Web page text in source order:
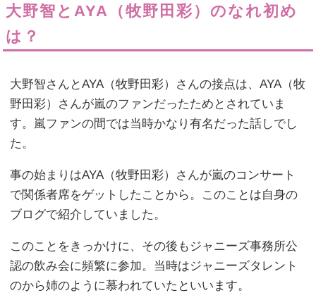
大野智とAYA（牧野田彩）のなれ初め
は？
大野智さんとAYA（牧野田彩）さんの接点は、AYA（牧
野田彩）さんが嵐のファンだったためとされていま
す。嵐ファンの間では当時かなり有名だった話しでし
た。
事の始まりはAYA（牧野田彩）さんが嵐のコンサート
で関係者席をゲットしたことから。このことは自身の
ブログで紹介していました。
このことをきっかけに、その後もジャニーズ事務所公
認の飲み会に頻繁に参加。当時はジャニーズタレント
のから姉のように慕われていたといいます。